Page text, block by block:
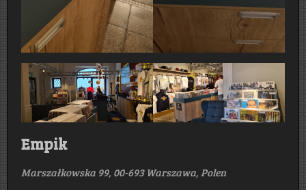
Empik
Marszałkowska 99, 00-693 Warszawa, Polen